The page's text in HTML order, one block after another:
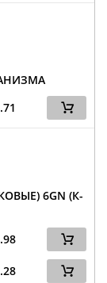
6GN (К-